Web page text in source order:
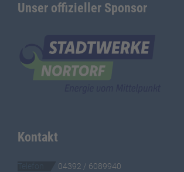
Unser offizieller Sponsor
Kontakt
04392 / 6089940